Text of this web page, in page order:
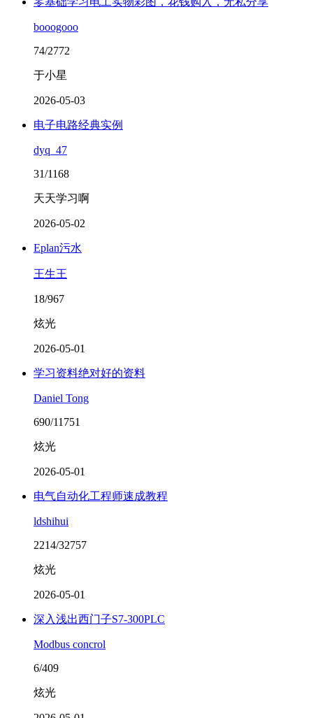
booogooo
74/2772
于小星
2026-05-03
电子电路经典实例
dyq_47
31/1168
天天学习啊
2026-05-02
Eplan污水
王生王
18/967
炫光
2026-05-01
学习资料绝对好的资料
Daniel Tong
690/11751
炫光
2026-05-01
电气自动化工程师速成教程
ldshihui
2214/32757
炫光
2026-05-01
深入浅出西门子S7-300PLC
Modbus concrol
6/409
炫光